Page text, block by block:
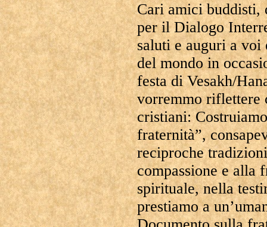
Cari amici buddisti,
per il Dialogo
saluti e auguri a voi
del mondo in
festa di Vesakh/
vorremmo riflettere
cristiani:
fraternità”,
reciproche
compassione e alla
spirituale, nella
prestiamo a